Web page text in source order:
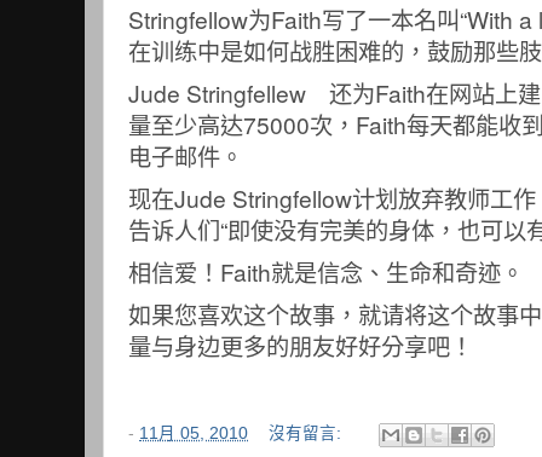
Stringfellow为Faith写了一本名叫“With
在训练中是如何战胜困难的，鼓励那些
Jude Stringfellew 还为Faith在网站上
量至少高达75000次，Faith每天都能收
电子邮件。
现在Jude Stringfellow计划放弃教师工
告诉人们“即使没有完美的身体，也可以
相信爱！Faith就是信念、生命和奇迹。
如果您喜欢这个故事，就请将这个故事
量与身边更多的朋友好好分享吧！
- 11月 05, 2010
沒有留言: